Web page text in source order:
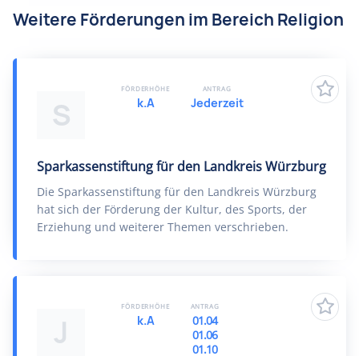
Weitere Förderungen im Bereich Religion
S
Sparkassenstiftung für den Landkreis Würzburg
Die Sparkassenstiftung für den Landkreis Würzburg
hat sich der Förderung der Kultur, des Sports, der
Erziehung und weiterer Themen verschrieben.
FÖRDERHÖHE
k.A
ANTRAG
Jederzeit
J
FÖRDERHÖHE
k.A
ANTRAG
01.04
01.06
01.10